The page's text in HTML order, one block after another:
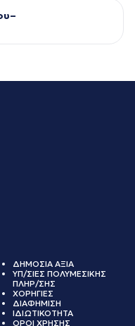
ΔΗΜΟΣΙΑ ΑΞΙΑ
ΥΠ/ΣΙΕΣ ΠΟΛΥΜΕΣΙΚΗΣ
ΠΛΗΡ/ΣΗΣ
ΧΟΡΗΓΙΕΣ
ΔΙΑΦΗΜΙΣΗ
ΙΔΙΩΤΙΚΟΤΗΤΑ
ΟΡΟΙ ΧΡΗΣΗΣ